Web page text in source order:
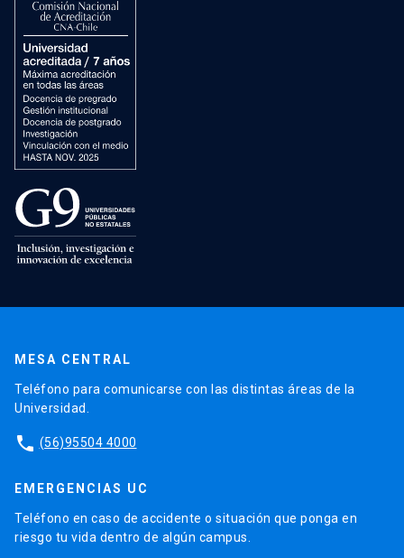
MESA CENTRAL
Teléfono para comunicarse con las distintas áreas de la
Universidad.
phone (56)95504 4000
EMERGENCIAS UC
Teléfono en caso de accidente o situación que ponga en
riesgo tu vida dentro de algún campus.